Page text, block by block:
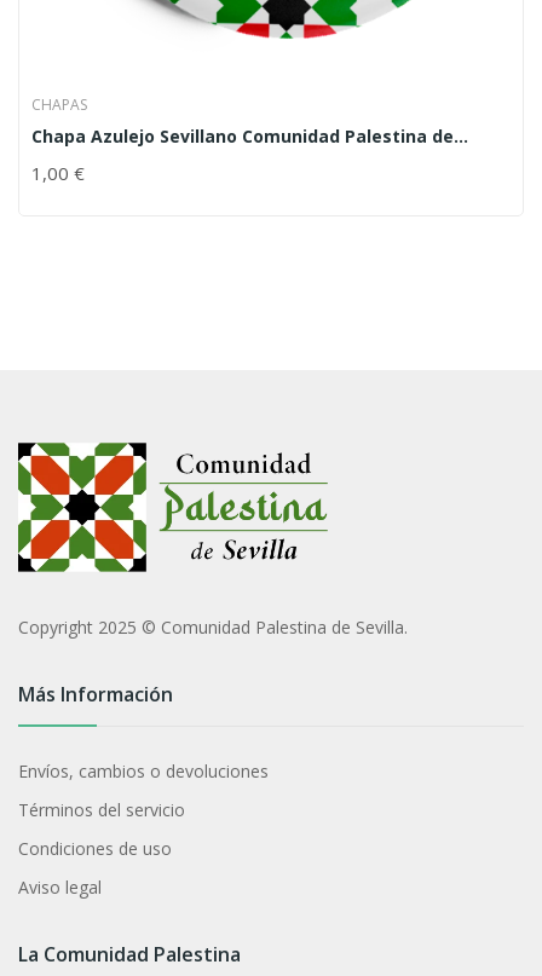
CHAPAS
Chapa Azulejo Sevillano Comunidad Palestina de
1,00 €
Copyright 2025 © Comunidad Palestina de Sevilla.
Más Información
Envíos, cambios o devoluciones
Términos del servicio
Condiciones de uso
Aviso legal
La Comunidad Palestina